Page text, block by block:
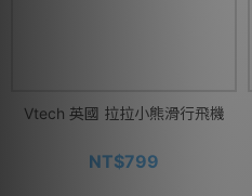
Vtech 英國 拉拉小熊滑行飛機
NT$799